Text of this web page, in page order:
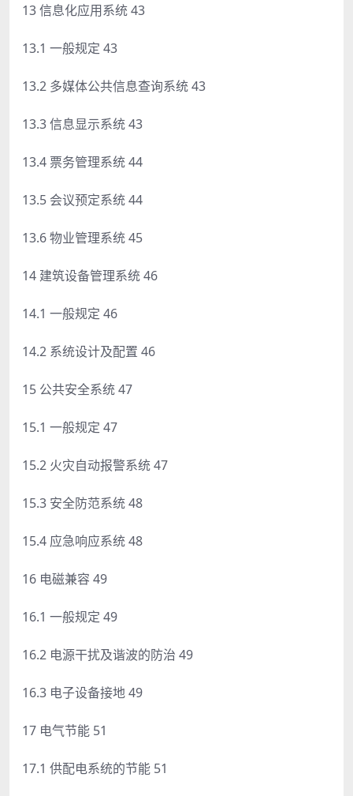
13 信息化应用系统 43
13.1 一般规定 43
13.2 多媒体公共信息查询系统 43
13.3 信息显示系统 43
13.4 票务管理系统 44
13.5 会议预定系统 44
13.6 物业管理系统 45
14 建筑设备管理系统 46
14.1 一般规定 46
14.2 系统设计及配置 46
15 公共安全系统 47
15.1 一般规定 47
15.2 火灾自动报警系统 47
15.3 安全防范系统 48
15.4 应急响应系统 48
16 电磁兼容 49
16.1 一般规定 49
16.2 电源干扰及谐波的防治 49
16.3 电子设备接地 49
17 电气节能 51
17.1 供配电系统的节能 51